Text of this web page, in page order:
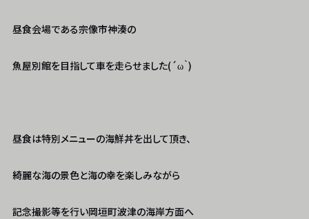
昼食会場である宗像市神湊の
魚屋別館を目指して車を走らせました(´ω｀)
昼食は特別メニューの海鮮丼を出して頂き、
綺麗な海の景色と海の幸を楽しみながら
記念撮影等を行い岡垣町波津の海岸方面へ